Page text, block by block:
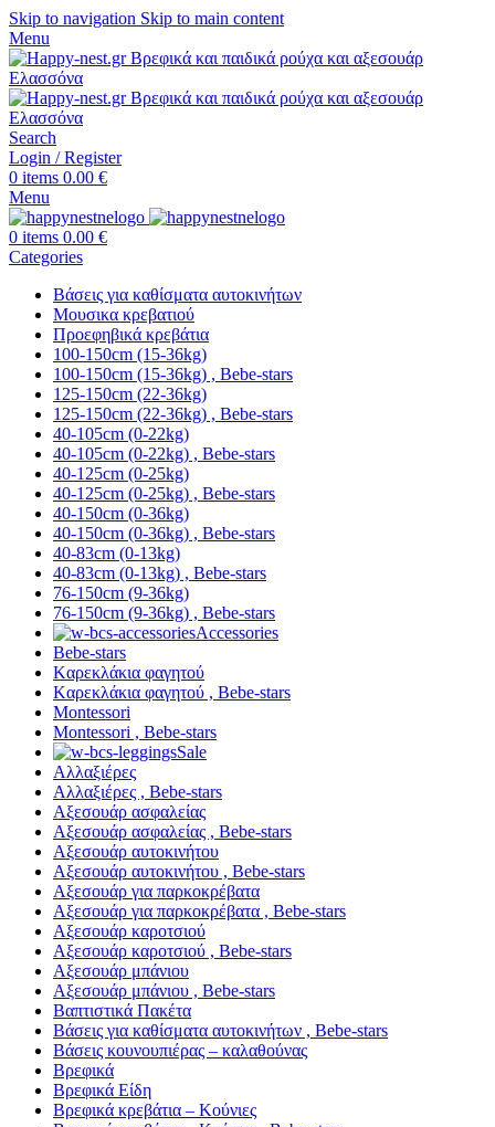
Skip to navigation Skip to main content
Menu
Search
Login / Register
0 items 0.00 €
Menu
0 items 0.00 €
Categories
Βάσεις για καθίσματα αυτοκινήτων
Μουσικα κρεβατιού
Προεφηβικά κρεβάτια
100-150cm (15-36kg)
100-150cm (15-36kg) , Bebe-stars
125-150cm (22-36kg)
125-150cm (22-36kg) , Bebe-stars
40-105cm (0-22kg)
40-105cm (0-22kg) , Bebe-stars
40-125cm (0-25kg)
40-125cm (0-25kg) , Bebe-stars
40-150cm (0-36kg)
40-150cm (0-36kg) , Bebe-stars
40-83cm (0-13kg)
40-83cm (0-13kg) , Bebe-stars
76-150cm (9-36kg)
76-150cm (9-36kg) , Bebe-stars
Accessories
Bebe-stars
Kαρεκλάκια φαγητού
Kαρεκλάκια φαγητού , Bebe-stars
Montessori
Montessori , Bebe-stars
Sale
Αλλαξιέρες
Αλλαξιέρες , Bebe-stars
Αξεσουάρ ασφαλείας
Αξεσουάρ ασφαλείας , Bebe-stars
Αξεσουάρ αυτοκινήτου
Αξεσουάρ αυτοκινήτου , Bebe-stars
Αξεσουάρ για παρκοκρέβατα
Αξεσουάρ για παρκοκρέβατα , Bebe-stars
Αξεσουάρ καροτσιού
Αξεσουάρ καροτσιού , Bebe-stars
Αξεσουάρ μπάνιου
Αξεσουάρ μπάνιου , Bebe-stars
Βαπτιστικά Πακέτα
Βάσεις για καθίσματα αυτοκινήτων , Bebe-stars
Βάσεις κουνουπιέρας – καλαθούνας
Βρεφικά
Βρεφικά Είδη
Βρεφικά κρεβάτια – Κούνιες